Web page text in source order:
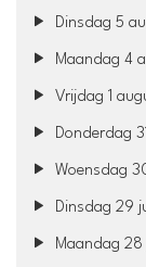
Dinsdag 5
Maandag 4
Vrijdag 1
Donderdag
Woensdag
Dinsdag 29
Maandag